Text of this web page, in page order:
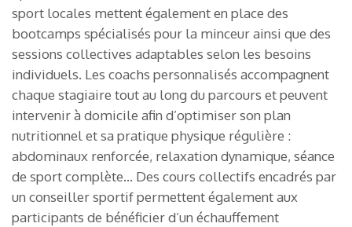
sport locales mettent également en place des
bootcamps spécialisés pour la minceur ainsi que des
sessions collectives adaptables selon les besoins
individuels. Les coachs personnalisés accompagnent
chaque stagiaire tout au long du parcours et peuvent
intervenir à domicile afin d’optimiser son plan
nutritionnel et sa pratique physique régulière :
abdominaux renforcée, relaxation dynamique, séance
de sport complète… Des cours collectifs encadrés par
un conseiller sportif permettent également aux
participants de bénéficier d’un échauffement